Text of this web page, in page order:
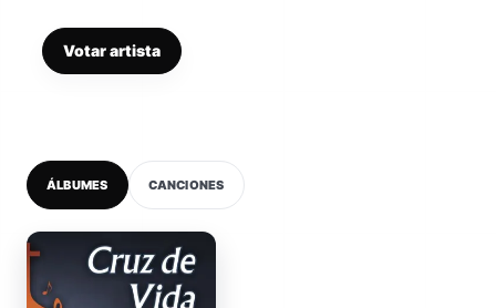
Votar artista
ÁLBUMES CANCIONES